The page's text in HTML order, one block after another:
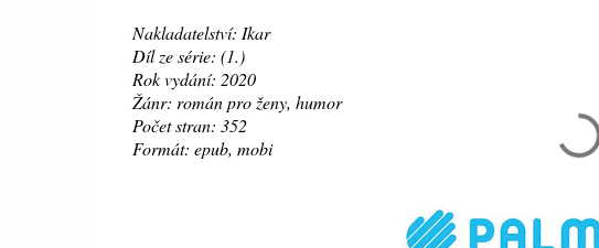
Nakladatelství: Ikar
Díl ze série: (1.)
Rok vydání: 2020
Žánr: román pro ženy, humor
Počet stran: 352
Formát: epub, mobi